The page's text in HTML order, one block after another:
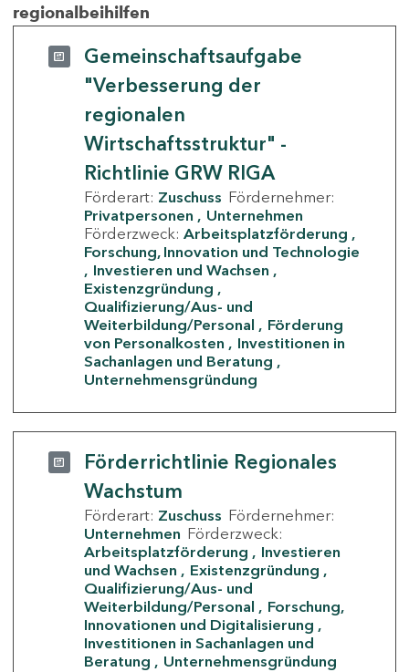
regionalbeihilfen
Gemeinschaftsaufgabe
"Verbesserung der
regionalen
Wirtschaftsstruktur" -
Richtlinie GRW RIGA
Förderart: Zuschuss Fördernehmer:
Privatpersonen
Unternehmen
Förderzweck: Arbeitsplatzförderung
Forschung, Innovation und Technologie
Investieren und Wachsen
Existenzgründung
Qualifizierung/Aus- und
Weiterbildung/Personal
Förderung
von Personalkosten
Investitionen in
Sachanlagen und Beratung
Unternehmensgründung
Förderrichtlinie Regionales
Wachstum
Förderart: Zuschuss Fördernehmer:
Unternehmen Förderzweck:
Arbeitsplatzförderung
Investieren
und Wachsen
Existenzgründung
Qualifizierung/Aus- und
Weiterbildung/Personal
Forschung,
Innovationen und Digitalisierung
Investitionen in Sachanlagen und
Beratung
Unternehmensgründung